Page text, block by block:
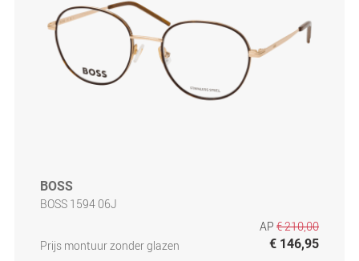
BOSS
BOSS 1594 06J
Prijs montuur zonder glazen
AP € 210,00
€ 146,95